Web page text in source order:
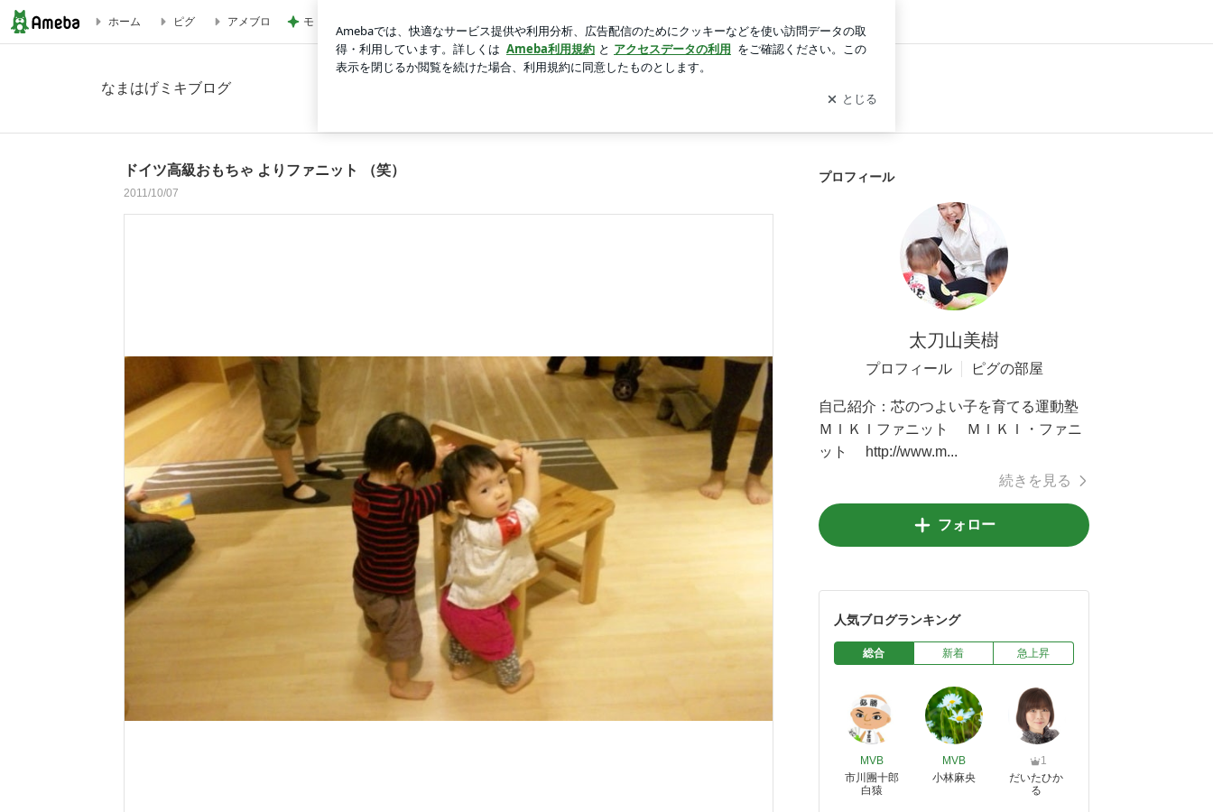
ホーム ピグ アメブロ モト冬樹 2つのスイカでギャンブル
なまはげミキブログ
ドイツ高級おもちゃ よりファニット （笑）
2011/10/07
プロフィール
太刀山美樹
プロフィール ピグの部屋
自己紹介： 芯のつよい子を育てる運動塾
ＭＩＫＩファニット ＭＩＫＩ・ファニ
ット http://www.m...
続きを見る
フォロー
人気ブログランキング
総合 新着 急上昇
MVB
市川團十郎
白猿
MVB
小林麻央
1
だいたひか
る